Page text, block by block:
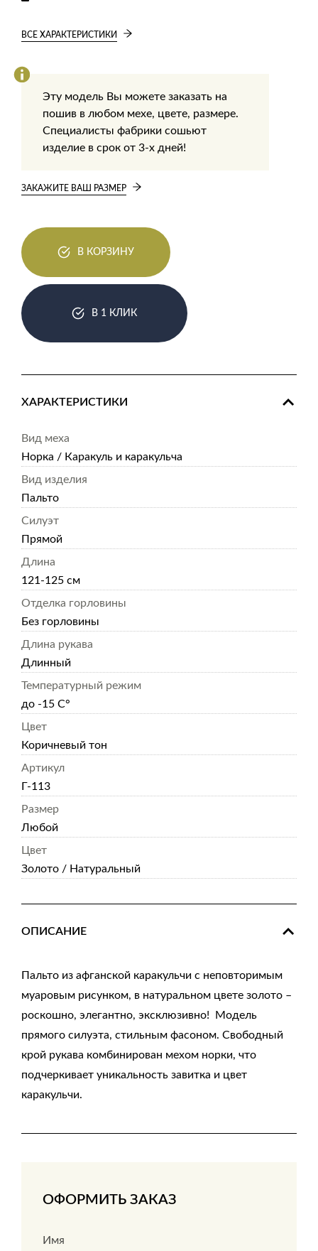
ВСЕ ХАРАКТЕРИСТИКИ
Эту модель Вы можете заказать на
пошив в любом мехе, цвете, размере.
Специалисты фабрики сошьют
изделие в срок от 3-х дней!
ЗАКАЖИТЕ ВАШ РАЗМЕР
В КОРЗИНУ
В 1 КЛИК
ХАРАКТЕРИСТИКИ
Вид меха
Норка / Каракуль и каракульча
Вид изделия
Пальто
Силуэт
Прямой
Длина
121-125 см
Отделка горловины
Без горловины
Длина рукава
Длинный
Температурный режим
до -15 С°
Цвет
Коричневый тон
Артикул
Г-113
Размер
Любой
Цвет
Золото / Натуральный
ОПИСАНИЕ
Пальто из афганской каракульчи с неповторимым
муаровым рисунком, в натуральном цвете золото –
роскошно, элегантно, эксклюзивно! Модель
прямого силуэта, стильным фасоном. Свободный
крой рукава комбинирован мехом норки, что
подчеркивает уникальность завитка и цвет
каракульчи.
ОФОРМИТЬ ЗАКАЗ